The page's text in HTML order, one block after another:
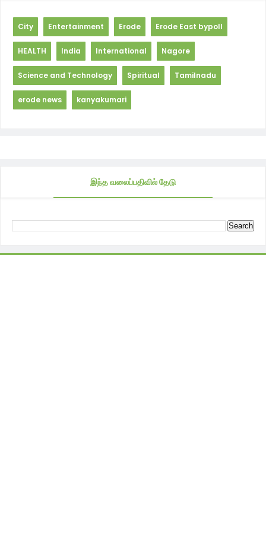
City Entertainment Erode Erode East bypoll
HEALTH India International Nagore
Science and Technology Spiritual Tamilnadu
erode news kanyakumari
இந்த வலைப்பதிவில் தேடு